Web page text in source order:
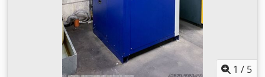
1 / 5